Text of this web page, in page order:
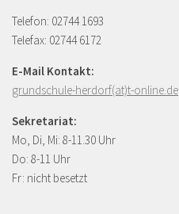
Telefon: 02744 1693
Telefax: 02744 6172
E-Mail Kontakt:
grundschule-herdorf(at)t-online.de
Sekretariat:
Mo, Di, Mi: 8-11.30 Uhr
Do: 8-11 Uhr
Fr: nicht besetzt